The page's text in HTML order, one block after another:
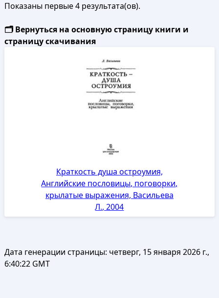
Показаны первые 4 результата(ов).
🗂️ Вернуться на основную страницу книги и
страницу скачивания
Краткость душа остроумия,
Английские пословицы, поговорки,
крылатые выражения, Васильева
Л., 2004
Дата генерации страницы: четверг, 15 января 2026 г.,
6:40:22 GMT